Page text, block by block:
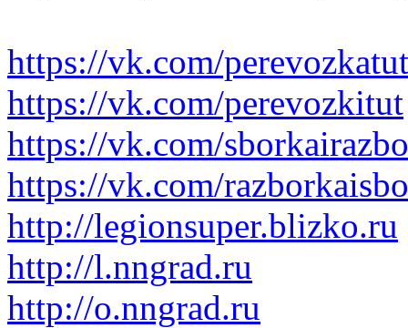
https://vk.com/perevozkatut
https://vk.com/perevozkitut
https://vk.com/
https://vk.com/
http://legionsuper.blizko.ru
http://l.nngrad.ru
http://o.nngrad.ru